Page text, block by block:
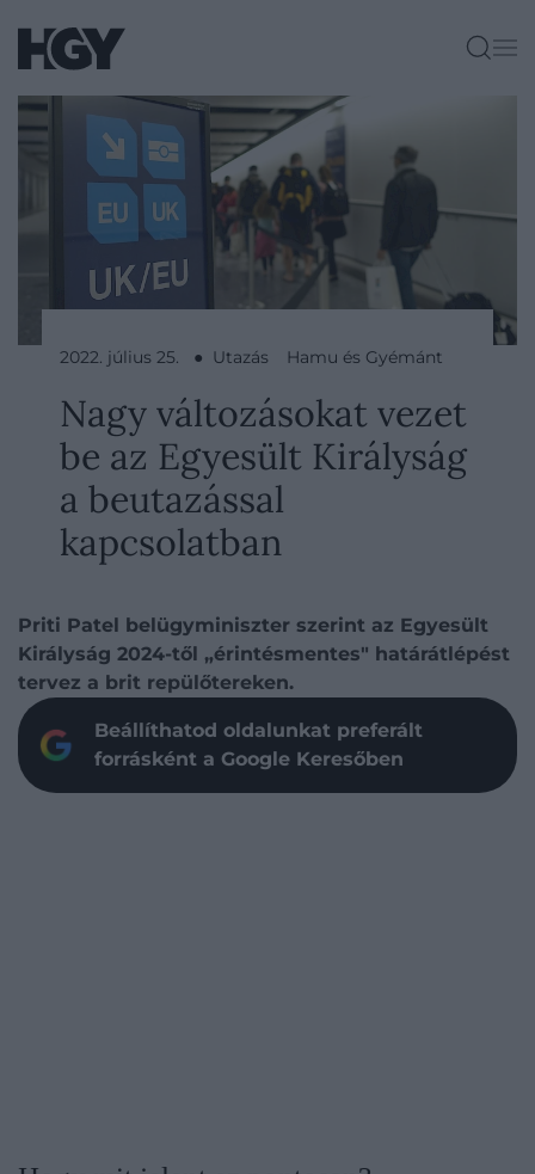
2022. július 25. ● Utazás Hamu és Gyémánt
Nagy változásokat vezet
be az Egyesült Királyság
a beutazással
kapcsolatban
Priti Patel belügyminiszter szerint az Egyesült
Királyság 2024-től „érintésmentes" határátlépést
tervez a brit repülőtereken.
Beállíthatod oldalunkat preferált
forrásként a Google Keresőben